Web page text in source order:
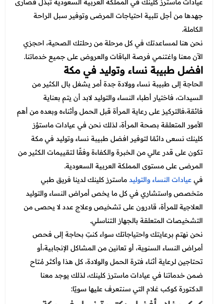
عروض قسم الطوارئ
عروض المختبر
عروض الاشعة
عروض الباطنة
عروض العظام
عروض الانف والاذن والحنجرة
عروض العلاج الطبيعي
عيادات ماسترز كلينك في المملكة العربية السعودية تبذل قصارى
جهدها من أجل تلبية احتياجات المرضى وتوفير سبل الراحة
الكاملة.
نحن هنا لمساعدتك في كل مرحلة من رحلتك الصحية، احجزي
الآن معنا واغتنمي فرصة الباقات والعروض على جميع خدماتنا.
افضل طبيبة نساء وتوليد في مكة
الحاجة إلى طبيبة نساء وولادة جدة أمر يشغل بال الكثير من
السيدات، فاختيار أطباء النساء والتوليد لابد أن يتم بعناية
فائقة،فالتركيز على رعاية المرأة قبل الحمل وأثناءه وبعده من أهم
الأمور المتعلقة بصحة المرأة، لذلك نحن في عيادات ماستؤز
كلينك نسعى دائمًا لتوفير افضل طبيبة نساء وتوليد في مكة
تكون على قدر عالي من الخبرة والكفاءة وفقًا لتقييمات الكثير من
المرضى على مستوى المملكة العربية السعودية.
في عيادات النساء والتوليدماسترز كلينك لدينا فريق طبي
متخصص واستشاري في كل ما يخص أمراض النساء والتوليد
العلاجية للمرأة، قادرون على تشخيص وعلاج عدد لا يحصى من
التشخيصات المتعلقة بالجهاز التناسلي.
نحن نهتم برعايتك واحتياجاتك سواء كنتِ بحاجة إلى فحص
أمراض النساء السنوية، أو تعانين من المشاكل الإنجابية،أو
تحتاجين لرعاية أثناء فترة الحمل والولادة، كل هذا وأكثر مُتاح
ضمن خدماتنا في عيادات ماسترز كلينك، لذلك يوجد معنا
الدكتورة كوكب غلام التي سنتعرف عليها سويًا: